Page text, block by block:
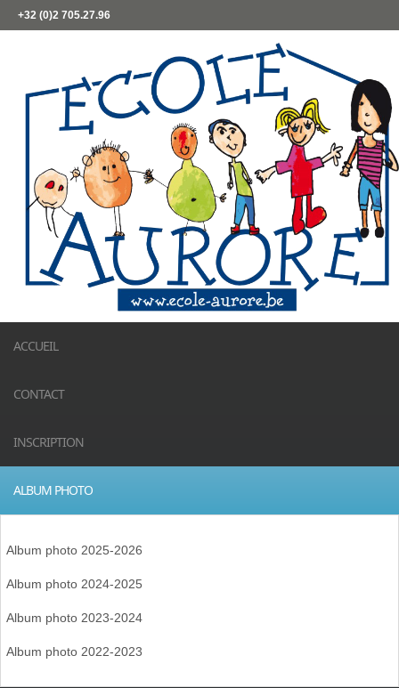
+32 (0)2 705.27.96
ACCUEIL
CONTACT
INSCRIPTION
ALBUM PHOTO
Album photo 2025-2026
Album photo 2024-2025
Album photo 2023-2024
Album photo 2022-2023